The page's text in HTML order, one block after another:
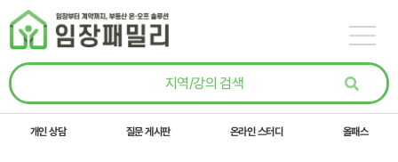
콘텐츠로
건너뛰기
개인 상담 질문 게시판 온라인 스터디 올패스